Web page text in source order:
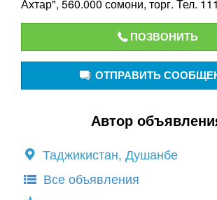
Ахтар", 560.000 сомони, торг. Тел.
ПОЗВОНИТЬ
ОТПРАВИТЬ
Автор
Таджикистан, Душанбе
Все объявления